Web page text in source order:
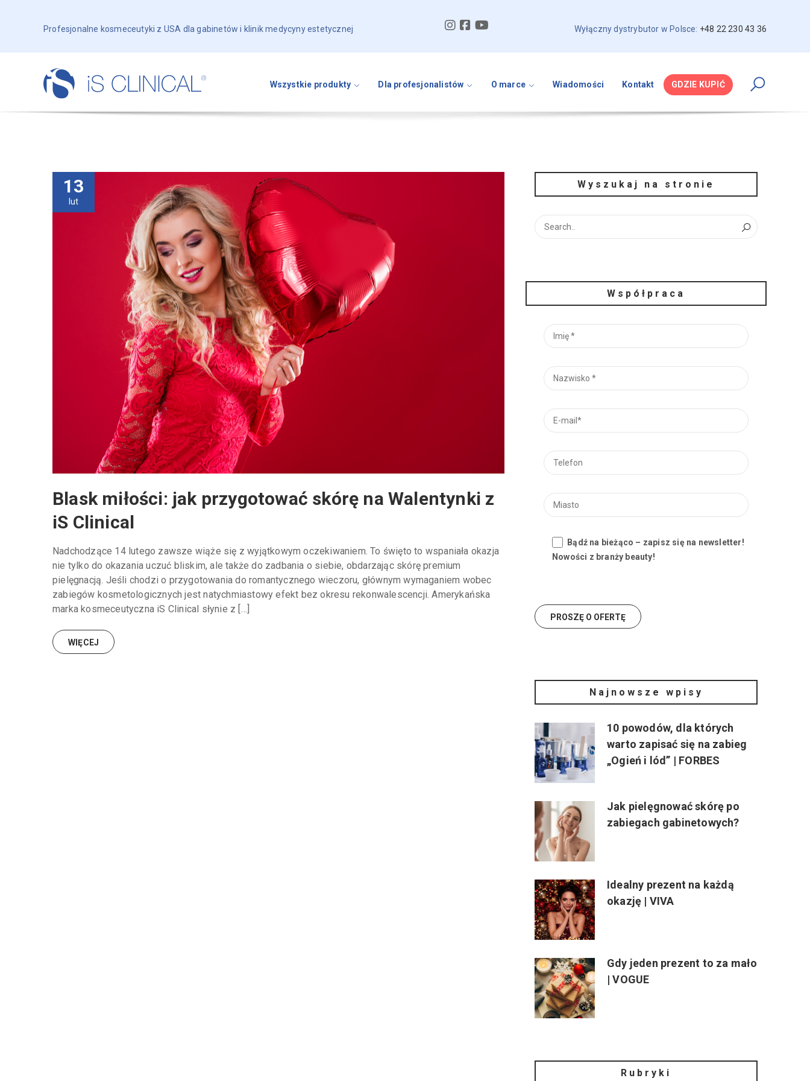
Profesjonalne kosmeceutyki z USA dla gabinetów i klinik medycyny estetycznej Wyłączny dystrybutor w Polsce: +48 22 230 43 36
Wszystkie produkty Dla profesjonalistów O marce Wiadomości Kontakt GDZIE KUPIĆ
13
lut
Blask miłości: jak przygotować skórę na Walentynki z
iS Clinical
Nadchodzące 14 lutego zawsze wiąże się z wyjątkowym oczekiwaniem. To święto to wspaniała okazja
nie tylko do okazania uczuć bliskim, ale także do zadbania o siebie, obdarzając skórę premium
pielęgnacją. Jeśli chodzi o przygotowania do romantycznego wieczoru, głównym wymaganiem wobec
zabiegów kosmetologicznych jest natychmiastowy efekt bez okresu rekonwalescencji. Amerykańska
marka kosmeceutyczna iS Clinical słynie z […]
WIĘCEJ
Wyszukaj na stronie
Współpraca
Bądź na bieżąco – zapisz się na newsletter!
Nowości z branży beauty!
Najnowsze wpisy
10 powodów, dla których
warto zapisać się na zabieg
„Ogień i lód” | FORBES
Jak pielęgnować skórę po
zabiegach gabinetowych?
Idealny prezent na każdą
okazję | VIVA
Gdy jeden prezent to za mało
| VOGUE
Rubryki